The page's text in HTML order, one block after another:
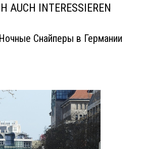
AUCH INTERESSIEREN
Снайперы в Германии